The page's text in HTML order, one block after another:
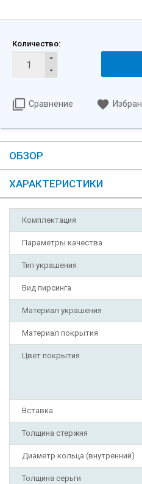
Количество:
Сравнение
ОБЗОР
ХАРАКТЕРИСТИКИ
Комплектация
Параметры качества
Тип украшения
Вид пирсинга
Материал украшения
Материал покрытия
Цвет покрытия
Вставка
Толщина стержня
Диаметр кольца (внутренний)
Толщина серьги